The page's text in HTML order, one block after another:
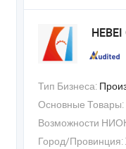
Тип Бизнеса:
Основные Товары:
Возможности
Город/Провинция: